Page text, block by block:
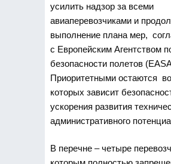
усилить надзор за всеми
авиаперевозчиками и
выполнение плана мер,
с Европейским Агентством
безопасности полетов
Приоритетными остаются
которых зависит
ускорения развития
административного
В перечне – четыре